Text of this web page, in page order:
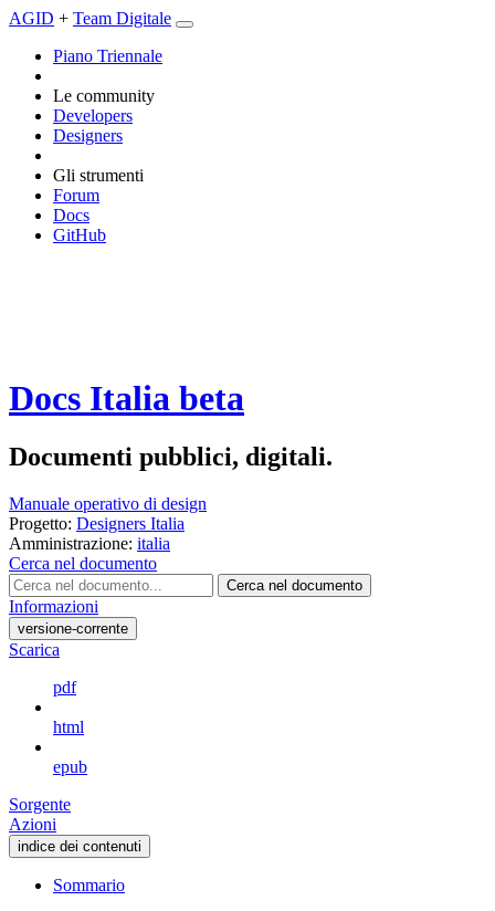
AGID + Team Digitale
Piano Triennale
Le community
Developers
Designers
Gli strumenti
Forum
Docs
GitHub
Docs Italia beta
Documenti pubblici, digitali.
Manuale operativo di design
Progetto: Designers Italia
Amministrazione: italia
Cerca nel documento
Cerca nel documento
Informazioni
versione-corrente
Scarica
pdf
html
epub
Sorgente
Azioni
indice dei contenuti
Sommario